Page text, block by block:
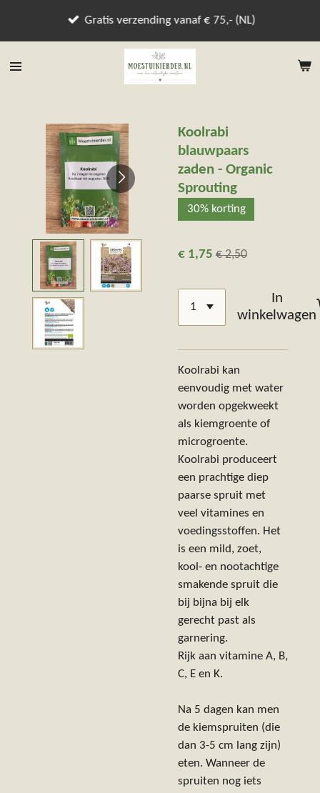
de
Gratis verzending vanaf € 75,- (NL)
Koolrabi
blauwpaars
zaden - Organic
Sprouting
30% korting
€ 1,75 € 2,50
In
winkelwagen
Koolrabi kan
eenvoudig met water
worden opgekweekt
als kiemgroente of
microgroente.
Koolrabi produceert
een prachtige diep
paarse spruit met
veel vitamines en
voedingsstoffen. Het
is een mild, zoet,
kool- en nootachtige
smakende spruit die
bij bijna bij elk
gerecht past als
garnering.
Rijk aan vitamine A, B,
C, E en K.
Na 5 dagen kan men
de kiemspruiten (die
dan 3-5 cm lang zijn)
eten. Wanneer de
spruiten nog iets